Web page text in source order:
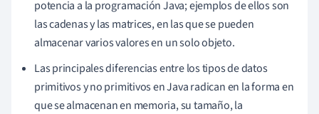
potencia a la programación Java; ejemplos de ellos son
las cadenas y las matrices, en las que se pueden
almacenar varios valores en un solo objeto.
Las principales diferencias entre los tipos de datos
primitivos y no primitivos en Java radican en la forma en
que se almacenan en memoria, su tamaño, la